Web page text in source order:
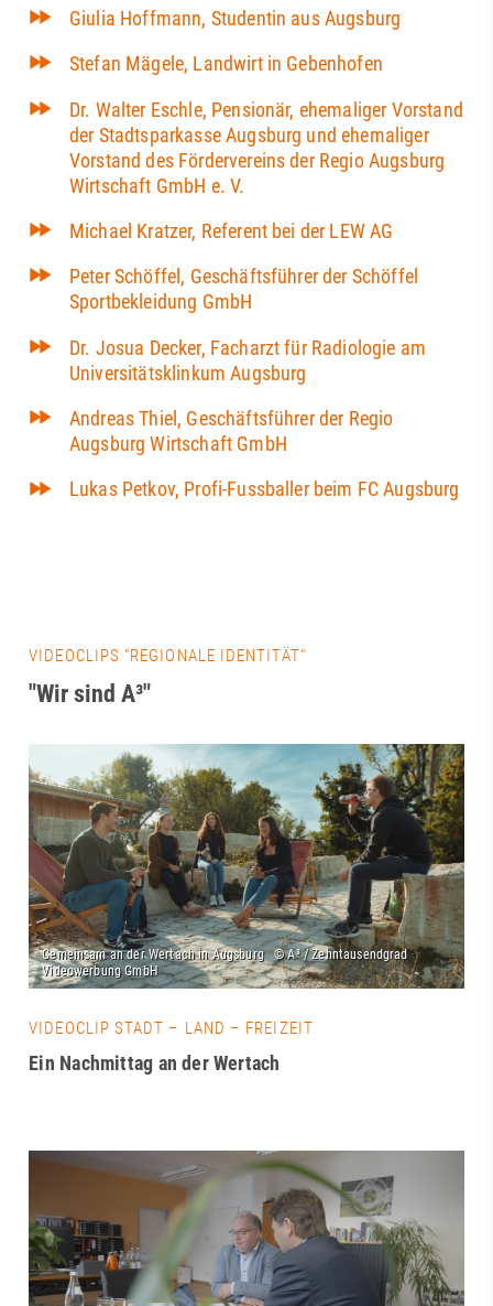
Giulia Hoffmann, Studentin aus Augsburg
Stefan Mägele, Landwirt in Gebenhofen
Dr. Walter Eschle, Pensionär, ehemaliger Vorstand
der Stadtsparkasse Augsburg und ehemaliger
Vorstand des Fördervereins der Regio Augsburg
Wirtschaft GmbH e. V.
Michael Kratzer, Referent bei der LEW AG
Peter Schöffel, Geschäftsführer der Schöffel
Sportbekleidung GmbH
Dr. Josua Decker, Facharzt für Radiologie am
Universitätsklinkum Augsburg
Andreas Thiel, Geschäftsführer der Regio
Augsburg Wirtschaft GmbH
Lukas Petkov, Profi-Fussballer beim FC Augsburg
VIDEOCLIPS "REGIONALE IDENTITÄT"
"Wir sind A³"
VIDEOCLIP STADT – LAND – FREIZEIT
Ein Nachmittag an der Wertach